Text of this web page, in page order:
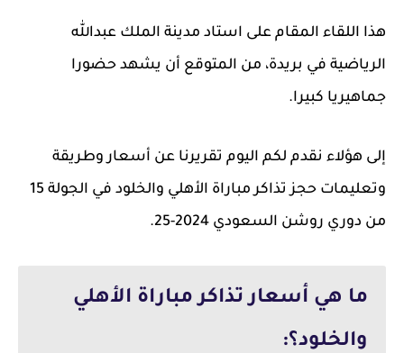
هذا اللقاء المقام على استاد مدينة الملك عبدالله
الرياضية في بريدة، من المتوقع أن يشهد حضورا
جماهيريا كبيرا.
إلى هؤلاء نقدم لكم اليوم تقريرنا عن أسعار وطريقة
وتعليمات حجز تذاكر مباراة الأهلي والخلود في الجولة 15
من دوري روشن السعودي 2024-25.
ما هي أسعار تذاكر مباراة الأهلي
والخلود؟: